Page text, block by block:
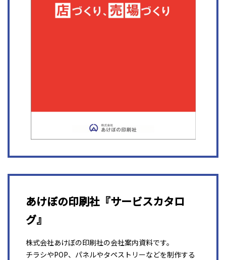
あけぼの印刷社『サービスカタロ
グ』
株式会社あけぼの印刷社の会社案内資料です。
チラシやPOP、パネルやタペストリーなどを制作する